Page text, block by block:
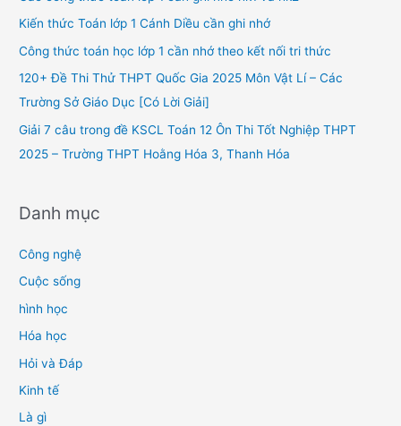
f
o
Kiến thức Toán lớp 1 Cánh Diều cần ghi nhớ
Công thức toán học lớp 1 cần nhớ theo kết nối tri thức
120+ Đề Thi Thử THPT Quốc Gia 2025 Môn Vật Lí – Các
Trường Sở Giáo Dục [Có Lời Giải]
Giải 7 câu trong đề KSCL Toán 12 Ôn Thi Tốt Nghiệp THPT
2025 – Trường THPT Hoằng Hóa 3, Thanh Hóa
Danh mục
Công nghệ
Cuộc sống
hình học
Hóa học
Hỏi và Đáp
Kinh tế
Là gì